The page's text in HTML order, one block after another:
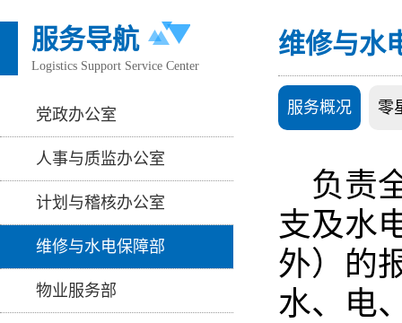
服务导航
Logistics Support Service Center
党政办公室
人事与质监办公室
计划与稽核办公室
维修与水电保障部
物业服务部
维修与水
服务概况 零
负责
支及水
外）的
水、电